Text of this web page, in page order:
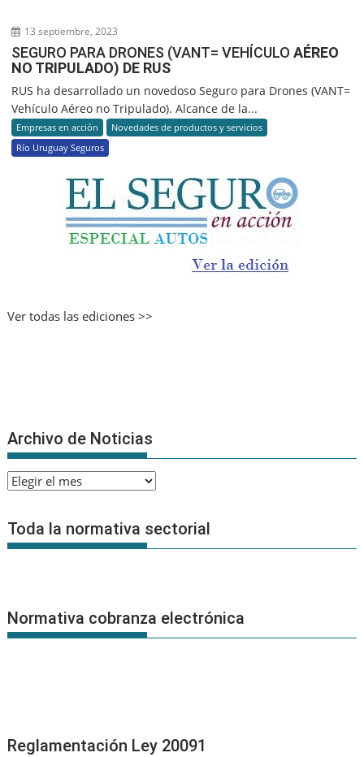
13 septiembre, 2023
SEGURO PARA DRONES (VANT= VEHÍCULOAÉREO
NO TRIPULADO) DE RUS
RUS ha desarrollado un novedoso Seguro para Drones (VANT=
Vehículo Aéreo no Tripulado). Alcance de la...
Empresas en acción
Novedades de productos y servicios
Río Uruguay Seguros
Ver todas las ediciones >>
Archivo de Noticias
Archivo
Noticias
Toda la normativa sectorial
Normativa cobranza electrónica
Reglamentación Ley 20091